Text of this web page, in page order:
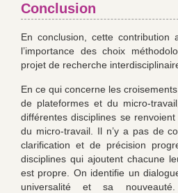
Conclusion
En conclusion, cette
l’importance des choix
projet de recherche
En ce qui concerne les
de plateformes et du micro-
différentes disciplines se
du micro-travail. Il n’y a pas de
clarification et de précision
disciplines qui ajoutent chacune
est propre. On identifie un
universalité et sa nouveauté.